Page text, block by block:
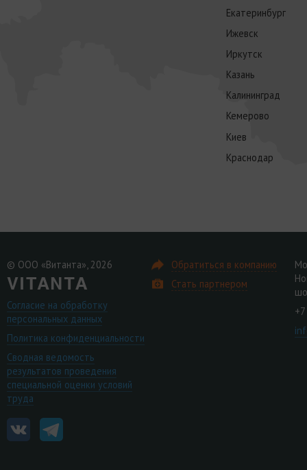
Екатеринбург
Ижевск
Иркутск
Казань
Калининград
Кемерово
Киев
Краснодар
© ООО «Витанта», 2026
Согласие на обработку
персональных данных
Политика конфиденциальности
Сводная ведомость
результатов проведения
специальной оценки условий
труда
Обратиться в компанию
Стать партнером